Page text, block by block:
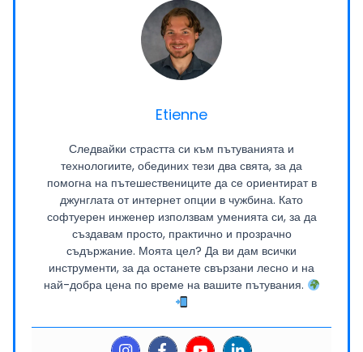
Etienne
Следвайки страстта си към пътуванията и
технологиите, обединих тези два свята, за да
помогна на пътешествениците да се ориентират в
джунглата от интернет опции в чужбина. Като
софтуерен инженер използвам уменията си, за да
създавам просто, практично и прозрачно
съдържание. Моята цел? Да ви дам всички
инструменти, за да останете свързани лесно и на
най-добра цена по време на вашите пътувания.